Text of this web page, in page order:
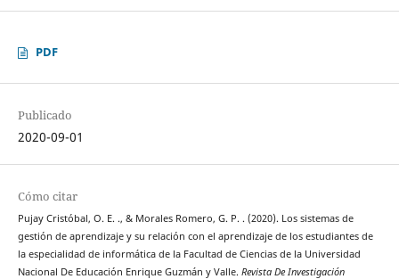
PDF
Publicado
2020-09-01
Cómo citar
Pujay Cristóbal, O. E. ., & Morales Romero, G. P. . (2020). Los sistemas de
gestión de aprendizaje y su relación con el aprendizaje de los estudiantes de
la especialidad de informática de la Facultad de Ciencias de la Universidad
Nacional De Educación Enrique Guzmán y Valle. Revista De Investigación